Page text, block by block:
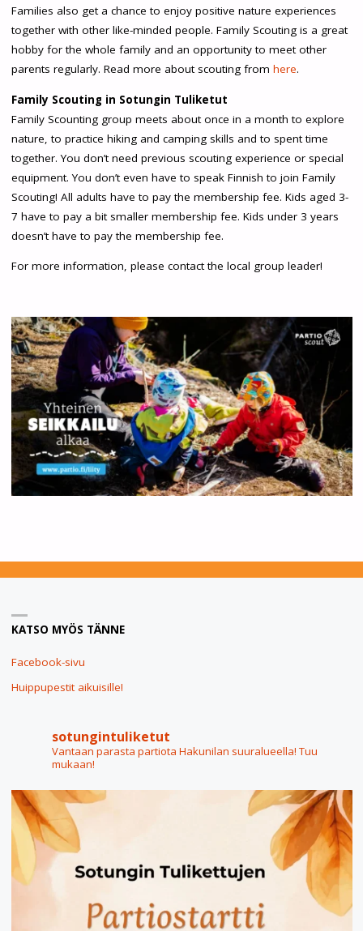
Families also get a chance to enjoy positive nature experiences
together with other like-minded people. Family Scouting is a great
hobby for the whole family and an opportunity to meet other
parents regularly. Read more about scouting from here.
Family Scouting in Sotungin Tuliketut
Family Scounting group meets about once in a month to explore
nature, to practice hiking and camping skills and to spent time
together. You don’t need previous scouting experience or special
equipment. You don’t even have to speak Finnish to join Family
Scouting! All adults have to pay the membership fee. Kids aged 3-
7 have to pay a bit smaller membership fee. Kids under 3 years
doesn’t have to pay the membership fee.
For more information, please contact the local group leader!
KATSO MYÖS TÄNNE
Facebook-sivu
Huippupestit aikuisille!
sotungintuliketut
Vantaan parasta partiota Hakunilan suuralueella! Tuu
mukaan!